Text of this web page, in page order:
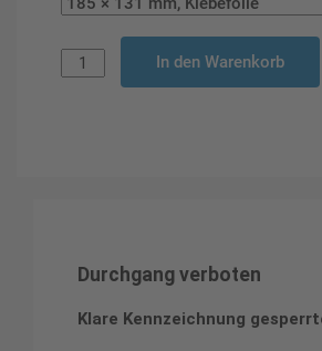
In den Warenkorb
Durchgang verboten
Klare Kennzeichnung